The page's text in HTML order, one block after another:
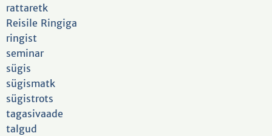
rattaretk
Reisile Ringiga
ringist
seminar
sügis
sügismatk
sügistrots
tagasivaade
talgud